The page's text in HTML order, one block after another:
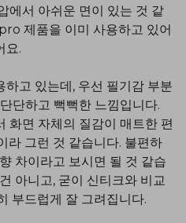
에서 아쉬운 면이 있는 것 같
제품을 이미 사용하고 있어
요.
고 있는데, 우선 필기감 부분
단하고 뻑뻑한 느낌입니다.
화면 자체의 질감이 매트한 편
라 그런 것 같습니다. 불편하
차이라고 보시면 될 것 같습
아니고, 굳이 신티크와 비교
부드럽게 잘 그려집니다.